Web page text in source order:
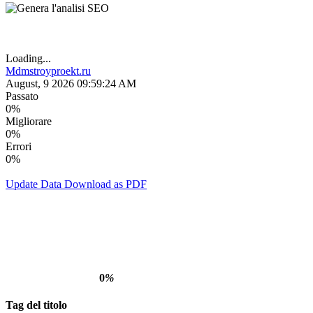
Loading...
Mdmstroyproekt.ru
August, 9 2026 09:59:24 AM
Passato
0%
Migliorare
0%
Errori
0%
Update Data Download as PDF
0%
Tag del titolo